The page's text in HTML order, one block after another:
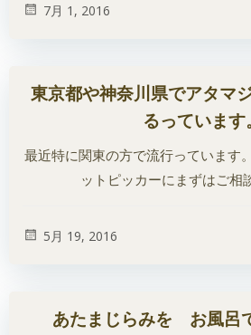
7月 1, 2016
東京都や神奈川県でアタマ
るっています。
最近特に関東の方で流行っています
ットピッカーにまずはご相
5月 19, 2016
あたまじらみを お風呂